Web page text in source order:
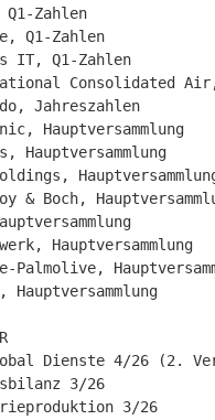
Zahlen
Q1-Zahlen
IT, Q1-Zahlen
Consolidated
Jahreszahlen
Hauptversammlung
Hauptversammlung
& Boch,
Hauptversammlung
Palmolive,
Hauptversammlung
Dienste 4/26 (2.
3/26
3/26